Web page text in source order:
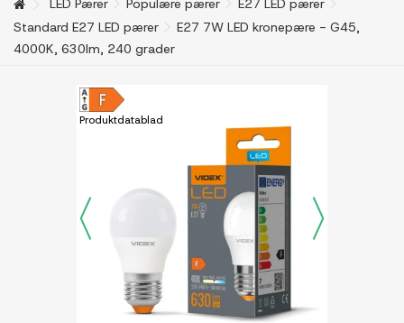
LED Pærer Populære pærer
E27 LED pærer
Standard E27 LED pærer
E27 7W LED kronepære - G45,
4000K, 630lm, 240 grader
Produktdatablad